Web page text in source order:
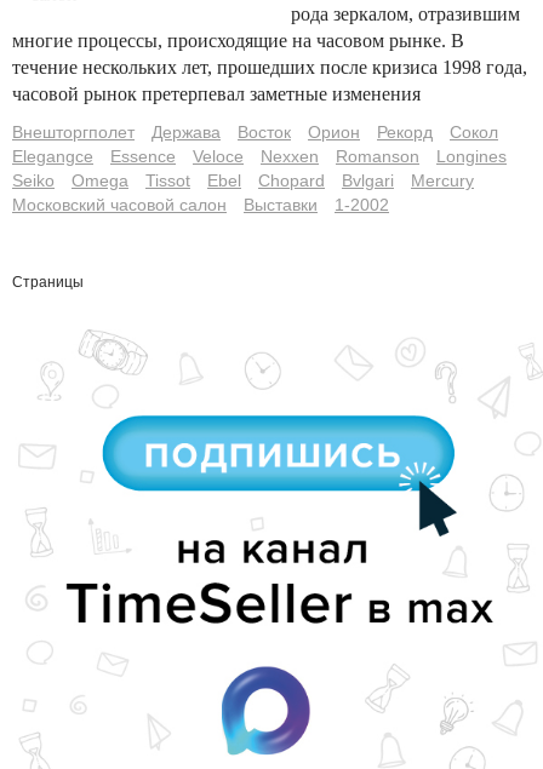
рода зеркалом, отразившим
многие процессы, происходящие на часовом рынке. В
течение нескольких лет, прошедших после кризиса 1998 года,
часовой рынок претерпевал заметные изменения
Внешторгполет Держава Восток Орион Рекорд
Сокол
Elegangce
Essence Veloce Nexxen Romanson
Longines
Seiko
Omega Tissot Ebel Chopard Bvlgari
Mercury
Московский часовой салон
Выставки 1-2002
Страницы